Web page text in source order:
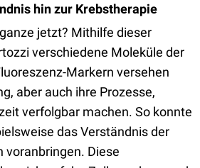
hin zur Krebstherapie
jetzt? Mithilfe dieser
verschiedene Moleküle der
Markern versehen
aber auch ihre Prozesse,
verfolgbar machen. So konnte
das Verständnis der
voranbringen. Diese